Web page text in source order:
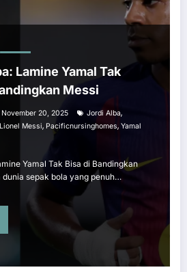
Lamine Yamal Tak
Messi
November 20, 2025 Jordi Alba,
Lionel Messi, Pacificnursinghomes, Yamal
Yamal Tak Bisa di Bandingkan
dunia sepak bola yang penuh…